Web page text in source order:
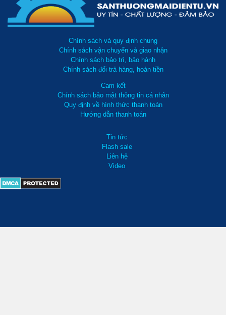
Chính sách và quy định chung
Chính sách vận chuyển và giao nhận
Chính sách bảo trì, bảo hành
Chính sách đổi trả hàng, hoàn tiền
Cam kết
Chính sách bảo mật thông tin cá nhân
Quy định về hình thức thanh toán
Hướng dẫn thanh toán
Tin tức
Flash sale
Liên hệ
Video